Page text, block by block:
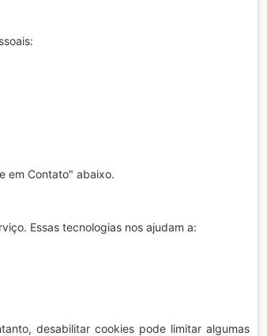
em Contato" abaixo.
Essas tecnologias nos ajudam a:
desabilitar cookies pode limitar algumas